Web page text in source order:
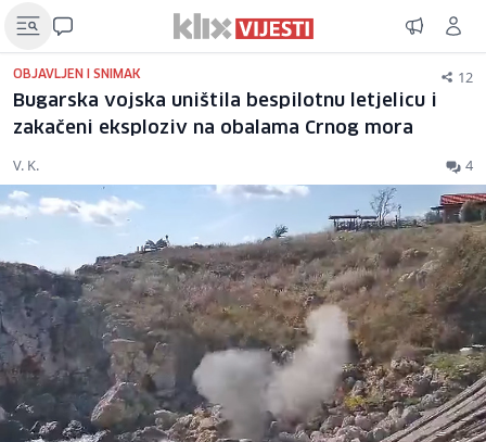
OBJAVLJEN I SNIMAK 12
Bugarska vojska uništila bespilotnu letjelicu i
zakačeni eksploziv na obalama Crnog mora
V. K. 4